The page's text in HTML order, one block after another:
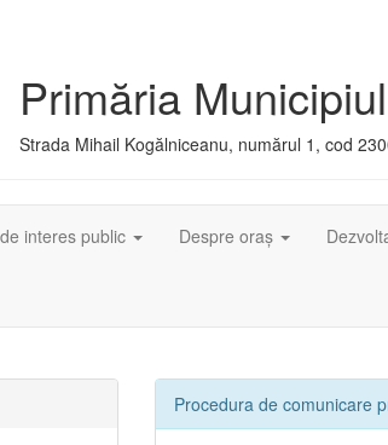
Primăria
Strada Mihail Kogălniceanu, numărul 1, cod
interes public Despre oraș
Procedura de comunicare